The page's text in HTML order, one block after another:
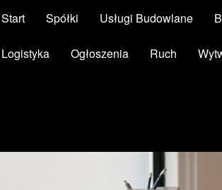
Start Spółki Usługi Budowlane
Logistyka Ogłoszenia Ruch